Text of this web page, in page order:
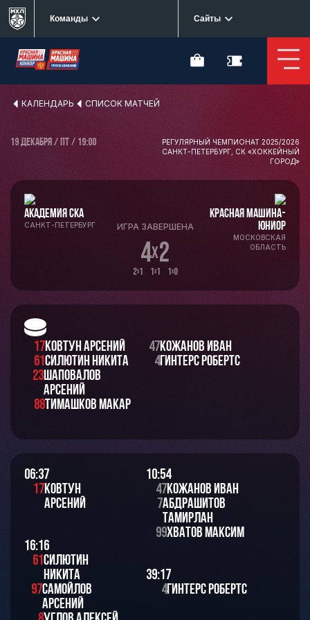
Команды Сайты
КАЛЕНДАРЬ СПИСОК МАТЧЕЙ
19 ДЕКАБРЯ / ПТ / 19:00
РЕГУЛЯРНЫЙ ЧЕМПИОНАТ 2025/2026
САНКТ-ПЕТЕРБУРГ, СК «ХОККЕЙНЫЙ
ГОРОД»
АКАДЕМИЯ СКА
САНКТ-ПЕТЕРБУРГ ИГРА ЗАВЕРШЕНА
4x2
2x1 1x1 1x0
КРАСНАЯ МАШИНА-
ЮНИОР
МОСКОВСКАЯ
ОБЛАСТЬ
17Ковтун Арсений
61Силютин Никита
23Шаповалов
Арсений
88Тимашков Макар
47Кожанов Иван
4Гинтерс Робертс
06:37
17Ковтун
Арсений
16:16
61Силютин
Никита
97Самойлов
Арсений
10:54
47Кожанов Иван
7Абдрашитов
Тамирлан
99Хватов Максим
39:17
4Гинтерс Робертс